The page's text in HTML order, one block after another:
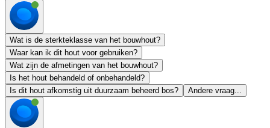
Wat is de sterkteklasse van het bouwhout?
Waar kan ik dit hout voor gebruiken?
Wat zijn de afmetingen van het bouwhout?
Is het hout behandeld of onbehandeld?
Is dit hout afkomstig uit duurzaam beheerd bos?
Andere vraag...